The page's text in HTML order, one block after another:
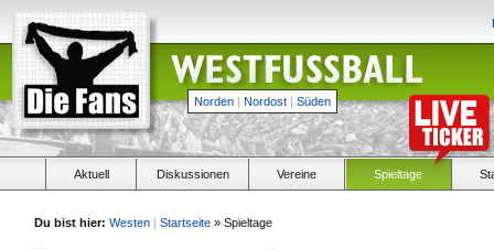
Norden | Nordost | Süden
Aktuell Diskussionen Vereine Spieltage
Du bist hier: Westen | Startseite » Spieltage